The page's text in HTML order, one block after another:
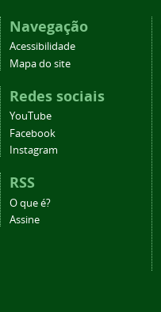
Navegação
Acessibilidade
Mapa do site
Redes sociais
YouTube
Facebook
Instagram
RSS
O que é?
Assine